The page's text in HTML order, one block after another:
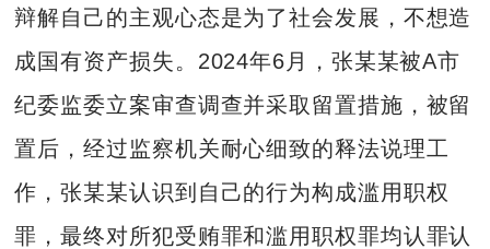
辩解自己的主观心态是为了社会发展，不想造
成国有资产损失。2024年6月，张某某被A市
纪委监委立案审查调查并采取留置措施，被留
置后，经过监察机关耐心细致的释法说理工
作，张某某认识到自己的行为构成滥用职权
罪，最终对所犯受贿罪和滥用职权罪均认罪认